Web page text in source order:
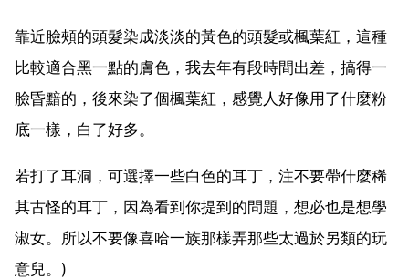
靠近臉頰的頭髮染成淡淡的黃色的頭髮或楓葉紅，這種
比較適合黑一點的膚色，我去年有段時間出差，搞得一
臉昏黯的，後來染了個楓葉紅，感覺人好像用了什麼粉
底一樣，白了好多。
若打了耳洞，可選擇一些白色的耳丁，注不要帶什麼稀
其古怪的耳丁，因為看到你提到的問題，想必也是想學
淑女。所以不要像喜哈一族那樣弄那些太過於另類的玩
意兒。)